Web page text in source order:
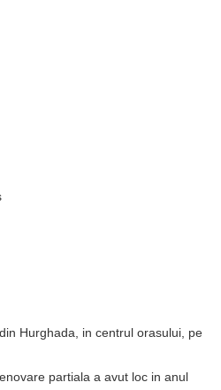
Hurghada, in centrul orasului, pe
partiala a avut loc in anul